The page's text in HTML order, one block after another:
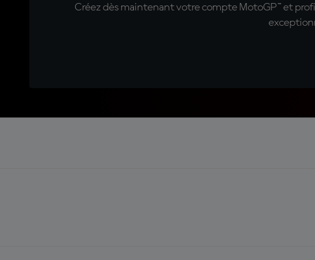
Créez dès maintenant votre compte MotoGP™ et